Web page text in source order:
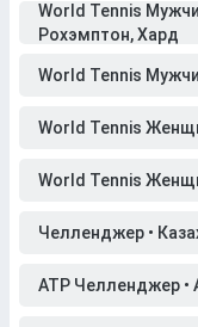
World Tennis
Рохэмптон, Хард
World Tennis
World Tennis
World Tennis
Челленджер •
ATP Челленджер •